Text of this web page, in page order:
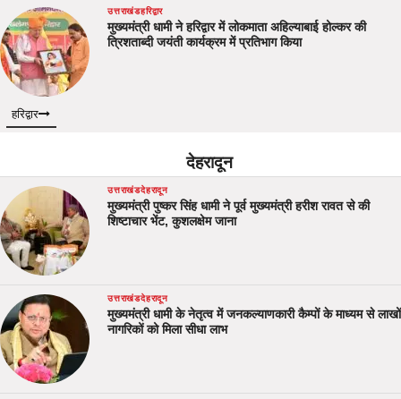
उत्तराखंडहरिद्वार
मुख्यमंत्री धामी ने हरिद्वार में लोकमाता अहिल्याबाई होल्कर की
त्रिशताब्दी जयंती कार्यक्रम में प्रतिभाग किया
हरिद्वार
देहरादून
उत्तराखंडदेहरादून
मुख्यमंत्री पुष्कर सिंह धामी ने पूर्व मुख्यमंत्री हरीश रावत से की
शिष्टाचार भेंट, कुशलक्षेम जाना
उत्तराखंडदेहरादून
मुख्यमंत्री धामी के नेतृत्व में जनकल्याणकारी कैम्पों के माध्यम से लाखों
नागरिकों को मिला सीधा लाभ